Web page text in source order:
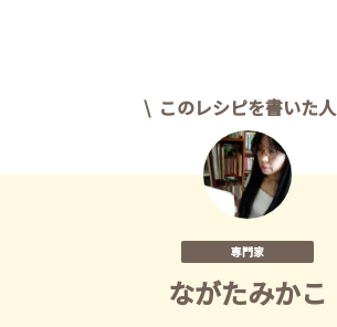
このレシピを書いた人
専門家
ながたみかこ